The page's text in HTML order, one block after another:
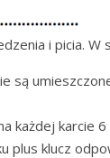
i picia. W
są
karcie
plus klucz